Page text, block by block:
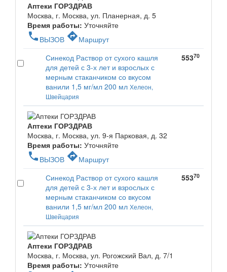
Аптеки ГОРЗДРАВ
Москва, г. Москва, ул. Планерная, д. 5
Время работы: Уточняйте
phone ВЫЗОВ directionsМаршрут
Синекод Раствор от сухого кашля
для детей с 3-х лет и взрослых с
мерным стаканчиком со вкусом
ванили 1,5 мг/мл 200 мл Хелеон,
Швейцария
55370
Аптеки ГОРЗДРАВ
Москва, г. Москва, ул. 9-я Парковая, д. 32
Время работы: Уточняйте
phone ВЫЗОВ directionsМаршрут
Синекод Раствор от сухого кашля
для детей с 3-х лет и взрослых с
мерным стаканчиком со вкусом
ванили 1,5 мг/мл 200 мл Хелеон,
Швейцария
55370
Аптеки ГОРЗДРАВ
Москва, г. Москва, ул. Рогожский Вал, д. 7/1
Время работы: Уточняйте